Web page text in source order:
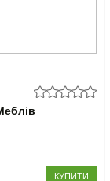
КУПИТИ